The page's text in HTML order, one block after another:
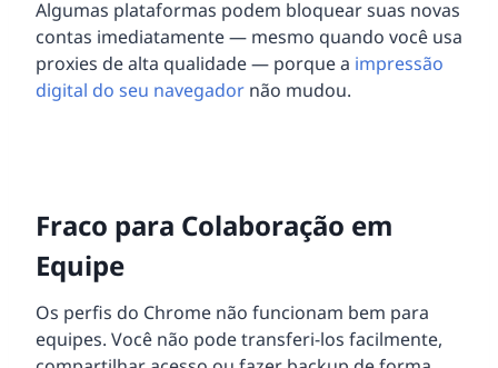
Algumas plataformas podem bloquear suas novas
contas imediatamente — mesmo quando você usa
proxies de alta qualidade — porque a impressão
digital do seu navegador não mudou.
Fraco para Colaboração em
Equipe
Os perfis do Chrome não funcionam bem para
equipes. Você não pode transferi-los facilmente,